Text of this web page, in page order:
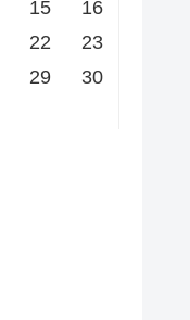
15
16
22
23
29
30